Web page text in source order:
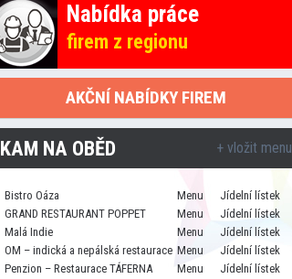
Nabídka práce
firem z regionu
AKČNÍ NABÍDKY FIREM
KAM NA OBĚD + vložit menu
Bistro Oáza Menu
Jídelní lístek
GRAND RESTAURANT POPPET
Menu
Jídelní lístek
Malá Indie
Menu
Jídelní lístek
OM – indická a nepálská restaurace Menu
Jídelní lístek
Penzion – Restaurace TÁFERNA
Menu
Jídelní lístek